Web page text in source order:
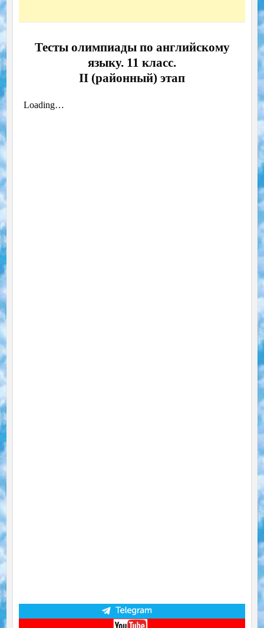
Тесты олимпиады по английскому
языку. 11 класс.
II (районный) этап